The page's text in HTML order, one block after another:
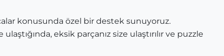
konusunda özel bir destek sunuyoruz.
eksik parçanız size ulaştırılır ve puzzle